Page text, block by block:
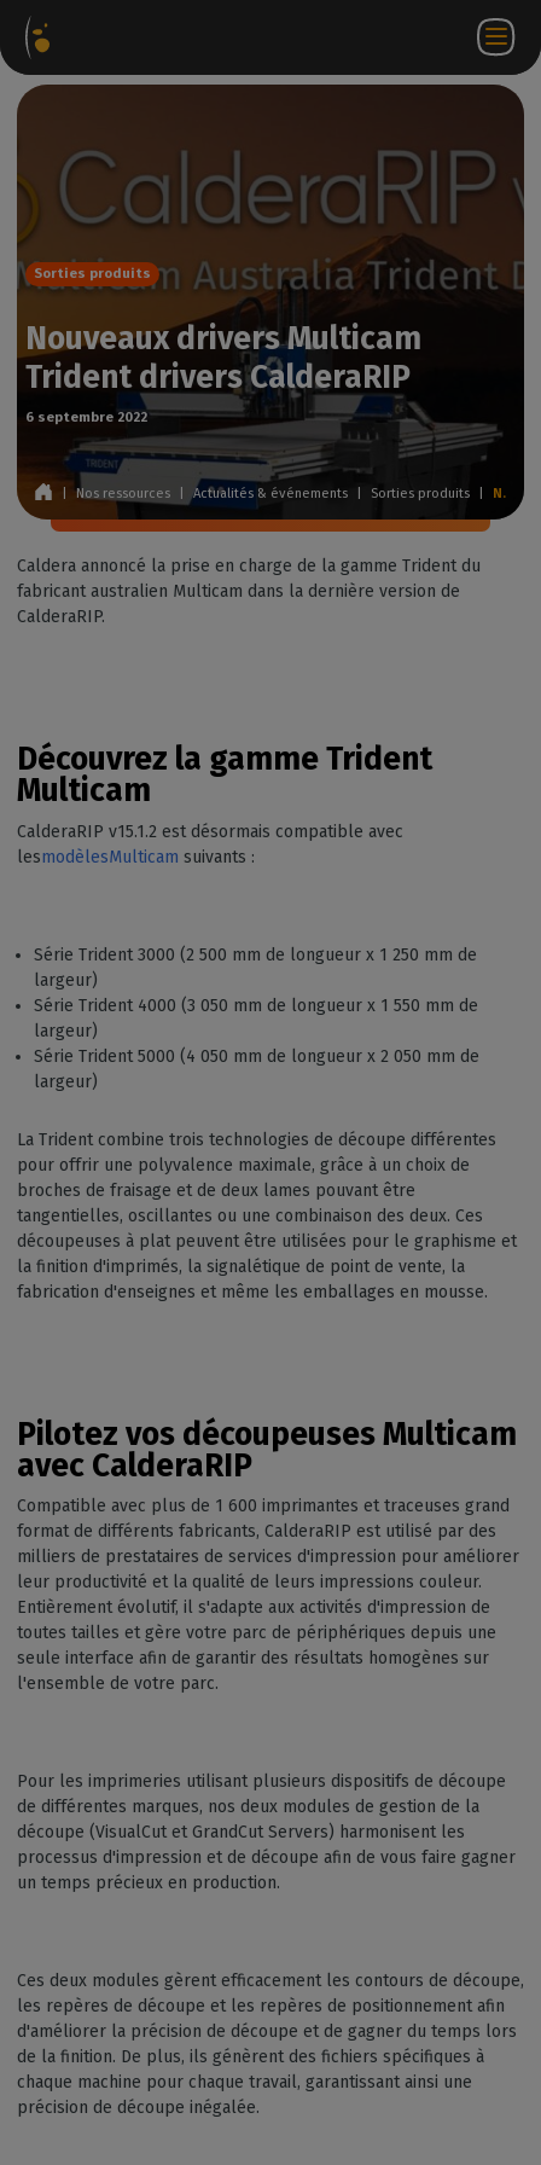
FR
Sorties produits
Nouveaux drivers Multicam
Trident drivers CalderaRIP
6 septembre 2022
Nos ressources Actualités & événements Sorties produits Nouveaux drivers Multicam Trident drivers CalderaRIP
Caldera annoncé la prise en charge de la gamme Trident du
fabricant australien Multicam dans la dernière version de
CalderaRIP.
Découvrez la gamme Trident
Multicam
CalderaRIP v15.1.2 est désormais compatible avec
lesmodèlesMulticam suivants :
Série Trident 3000 (2 500 mm de longueur x 1 250 mm de
largeur)
Série Trident 4000 (3 050 mm de longueur x 1 550 mm de
largeur)
Série Trident 5000 (4 050 mm de longueur x 2 050 mm de
largeur)
La Trident combine trois technologies de découpe différentes
pour offrir une polyvalence maximale, grâce à un choix de
broches de fraisage et de deux lames pouvant être
tangentielles, oscillantes ou une combinaison des deux. Ces
découpeuses à plat peuvent être utilisées pour le graphisme et
la finition d'imprimés, la signalétique de point de vente, la
fabrication d'enseignes et même les emballages en mousse.
Pilotez vos découpeuses Multicam
avec CalderaRIP
Compatible avec plus de 1 600 imprimantes et traceuses grand
format de différents fabricants, CalderaRIP est utilisé par des
milliers de prestataires de services d'impression pour améliorer
leur productivité et la qualité de leurs impressions couleur.
Entièrement évolutif, il s'adapte aux activités d'impression de
toutes tailles et gère votre parc de périphériques depuis une
seule interface afin de garantir des résultats homogènes sur
l'ensemble de votre parc.
Pour les imprimeries utilisant plusieurs dispositifs de découpe
de différentes marques, nos deux modules de gestion de la
découpe (VisualCut et GrandCut Servers) harmonisent les
processus d'impression et de découpe afin de vous faire gagner
un temps précieux en production.
Ces deux modules gèrent efficacement les contours de découpe,
les repères de découpe et les repères de positionnement afin
d'améliorer la précision de découpe et de gagner du temps lors
de la finition. De plus, ils génèrent des fichiers spécifiques à
chaque machine pour chaque travail, garantissant ainsi une
précision de découpe inégalée.